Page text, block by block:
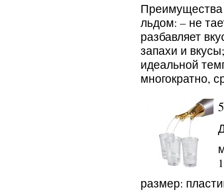
Преимущества
льдом: – не
разбавляет
запахи и
идеальной
многократно,
размер: